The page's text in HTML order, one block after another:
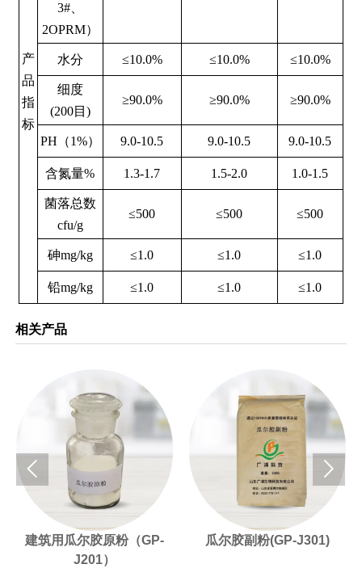
产
品
指
标
3#、
2OPRM）
水分 ≤10.0% ≤10.0% ≤10.0%
细度
(200目)
≥90.0% ≥90.0% ≥90.0%
PH（1%） 9.0-10.5 9.0-10.5 9.0-10.5
含氮量% 1.3-1.7 1.5-2.0 1.0-1.5
菌落总数
cfu/g
≤500 ≤500 ≤500
砷mg/kg ≤1.0 ≤1.0 ≤1.0
铅mg/kg ≤1.0 ≤1.0 ≤1.0
相关产品
建筑用瓜尔胶原粉（GP-
J201）
瓜尔胶副粉(GP-J301)
 